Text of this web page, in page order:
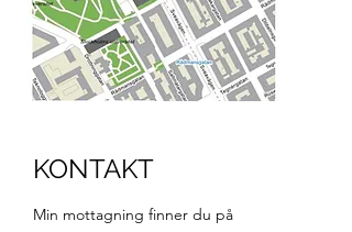
KONTAKT
Min mottagning finner du på